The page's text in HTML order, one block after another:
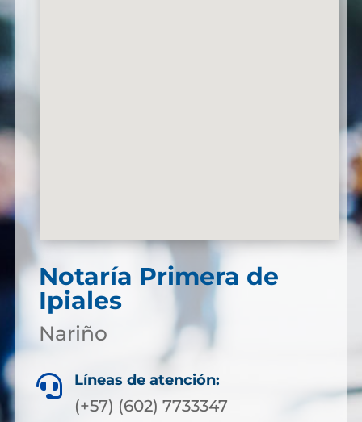
Notaría Primera de
Ipiales
Nariño
 Líneas de atención:
(+57) (602) 7733347